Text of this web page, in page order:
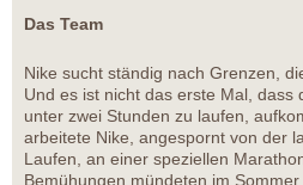
Das Team
Nike sucht ständig nach Grenzen,
Und es ist nicht das erste Mal, dass
unter zwei Stunden zu laufen,
arbeitete Nike, angespornt von der
Laufen, an einer speziellen
Bemühungen mündeten im